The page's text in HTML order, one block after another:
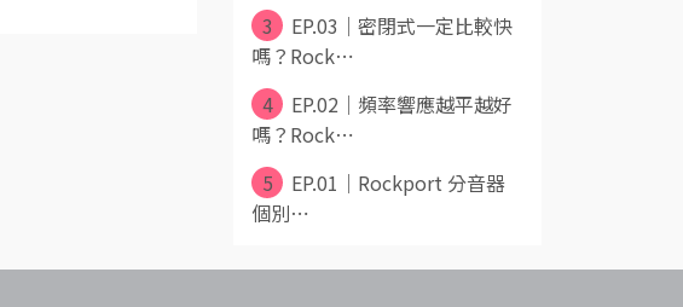
3
EP.03｜密閉式一定比較快
嗎？Rock⋯
4
EP.02｜頻率響應越平越好
嗎？Rock⋯
5
EP.01｜Rockport 分音器
個別⋯